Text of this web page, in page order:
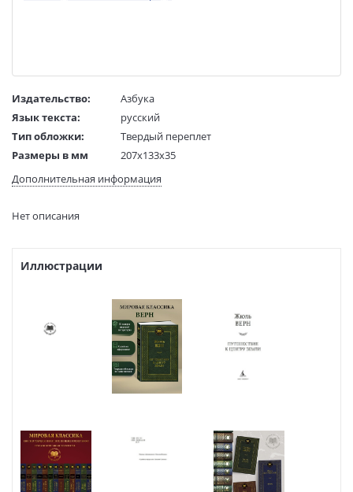
Издательство:
Азбука
Язык текста:
русский
Тип обложки:
Твердый переплет
Размеры в мм
207x133x35
Вес:
288 гр.
Код товара:
ISBN:
Дополнительная информация
Нет описания
Иллюстрации